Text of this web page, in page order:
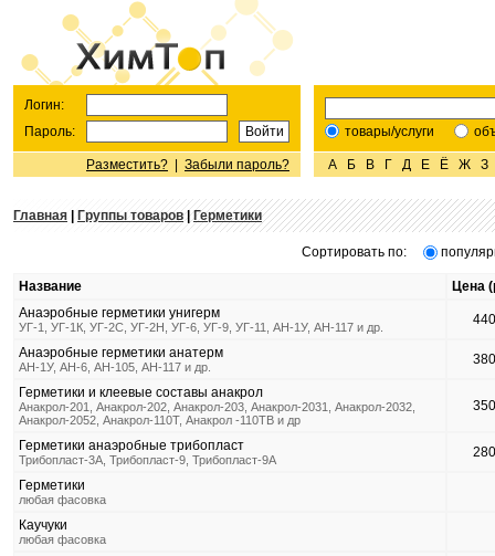
Логин:
Пароль:
Разместить? Забыли пароль?
товары/услуги
А Б В Г Д Е Ё Ж З
Главная Группы товаров|Герметики
Сортировать по:
Название
Цена
Анаэробные герметики унигерм
УГ-1, УГ-1К, УГ-2С, УГ-2Н, УГ-6, УГ-9, УГ-11, АН-1У, АН-117 и др.
Анаэробные герметики анатерм
АН-1У, АН-6, АН-105, АН-117 и др.
Герметики и клеевые составы анакрол
Анакрол-201, Анакрол-202, Анакрол-203, Анакрол-2031, Анакрол-2032,
Анакрол-2052, Анакрол-110Т, Анакрол -110ТВ и др
Герметики анаэробные трибопласт
Трибопласт-3А, Трибопласт-9, Трибопласт-9А
Герметики
любая фасовка
Каучуки
любая фасовка